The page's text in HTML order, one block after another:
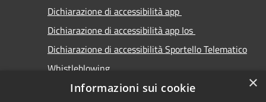
Dichiarazione di accessibilità app
Dichiarazione di accessibilità app Ios
Dichiarazione di accessibilità Sportello Telematico
Whistleblowing
×
Informazioni sui cookie